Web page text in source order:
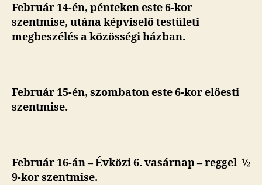
Február 14-én, pénteken este 6-kor
szentmise, utána képviselő testületi
megbeszélés a közösségi házban.
Február 15-én, szombaton este 6-kor előesti
szentmise.
Február 16-án – Évközi 6. vasárnap – reggel ½
9-kor szentmise.